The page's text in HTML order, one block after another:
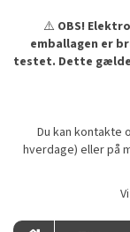
⚠️ OBS!
emballagen er
testet. Dette
Du kan kontakte
hverdage) eller på